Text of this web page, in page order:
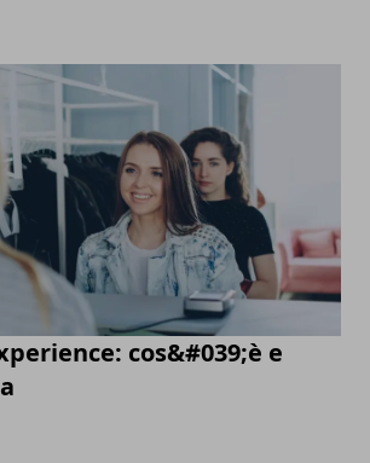
cos&#039;è e